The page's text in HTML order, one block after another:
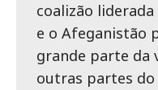
coalizão
e o Afeganistão
grande parte da
outras partes